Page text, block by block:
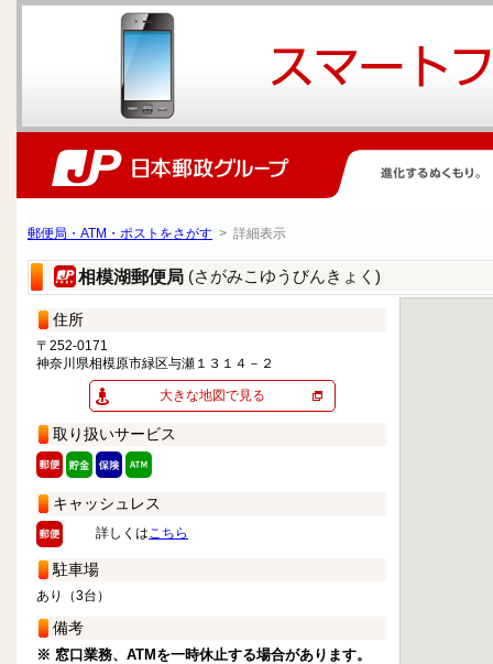
郵便局・ATM・ポストをさがす > 詳細表示
相模湖郵便局 (さがみこゆうびんきょく)
住所
〒252-0171
神奈川県相模原市緑区与瀬１３１４－２
大きな地図で見る
取り扱いサービス
キャッシュレス
詳しくはこちら
駐車場
あり（3台）
備考
※ 窓口業務、ATMを一時休止する場合があります。